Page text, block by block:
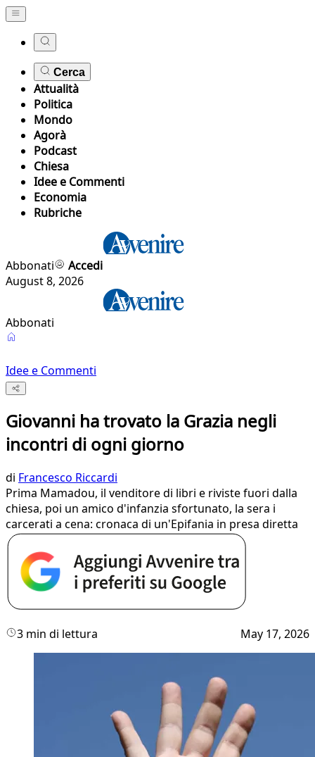
Cerca
Attualità
Politica
Mondo
Agorà
Podcast
Chiesa
Idee e Commenti
Economia
Rubriche
Abbonati
Accedi
August 8, 2026
Abbonati
Idee e Commenti
Giovanni ha trovato la Grazia negli
incontri di ogni giorno
di Francesco Riccardi
Prima Mamadou, il venditore di libri e riviste fuori dalla
chiesa, poi un amico d'infanzia sfortunato, la sera i
carcerati a cena: cronaca di un'Epifania in presa diretta
3 min di lettura May 17, 2026